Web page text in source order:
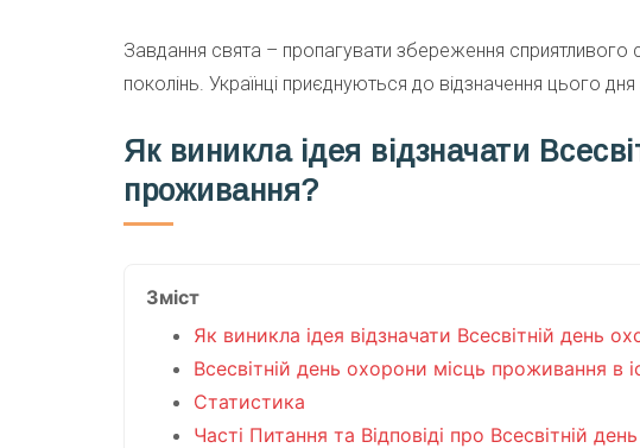
Завдання свята – пропагувати збереження сприятливого
поколінь. Українці приєднуються до відзначення цього
Як виникла ідея відзначати
проживання?
Зміст
Як виникла ідея відзначати Всесвітній день
Всесвітній день охорони місць проживання в
Статистика
Часті Питання та Відповіді про Всесвітній